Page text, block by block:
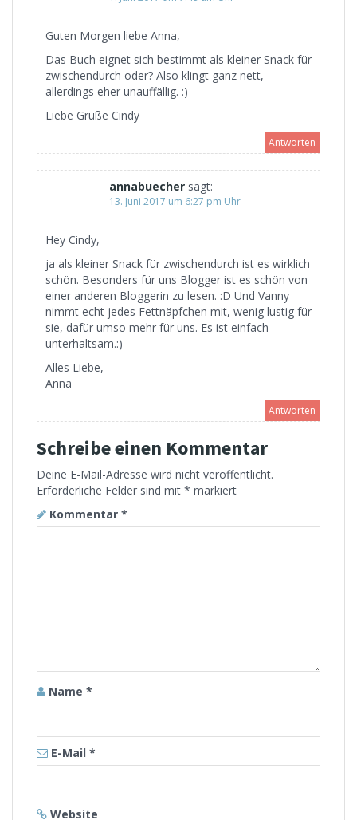
Guten Morgen liebe Anna,
Das Buch eignet sich bestimmt als kleiner Snack für
zwischendurch oder? Also klingt ganz nett,
allerdings eher unauffällig. :)
Liebe Grüße Cindy
Antworten
annabuecher sagt:
13. Juni 2017 um 6:27 pm Uhr
Hey Cindy,
ja als kleiner Snack für zwischendurch ist es wirklich
schön. Besonders für uns Blogger ist es schön von
einer anderen Bloggerin zu lesen. :D Und Vanny
nimmt echt jedes Fettnäpfchen mit, wenig lustig für
sie, dafür umso mehr für uns. Es ist einfach
unterhaltsam.:)
Alles Liebe,
Anna
Antworten
Schreibe einen Kommentar
Deine E-Mail-Adresse wird nicht veröffentlicht.
Erforderliche Felder sind mit * markiert
Kommentar *
Name *
E-Mail *
Website